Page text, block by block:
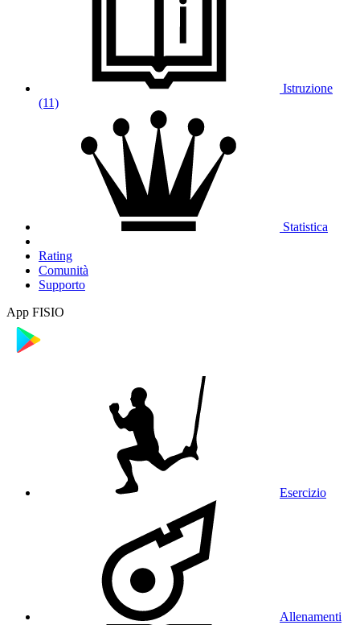
Istruzione
(11)
Statistica
Rating
Comunità
Supporto
App FISIO
Esercizio
Allenamenti